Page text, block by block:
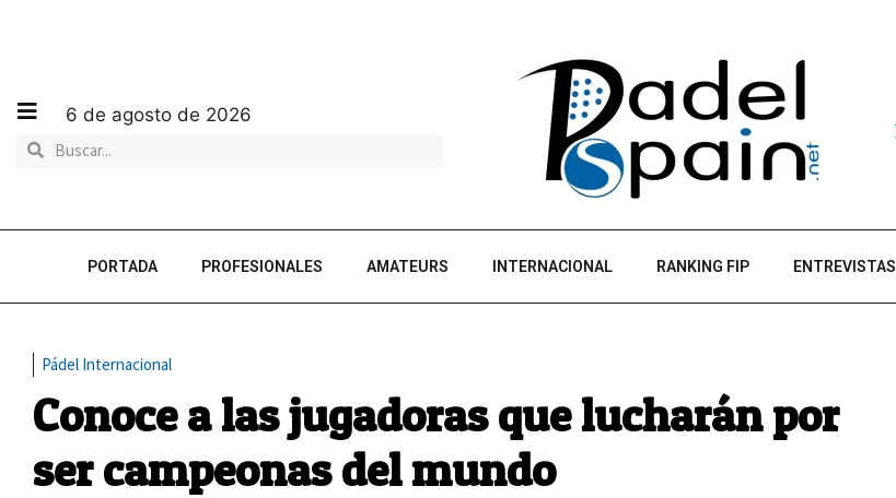
6 de agosto de 2026
PORTADA PROFESIONALES AMATEURS INTERNACIONAL RANKING FIP ENTREVISTAS
Pádel Internacional
Conoce a las jugadoras que lucharán por
ser campeonas del mundo